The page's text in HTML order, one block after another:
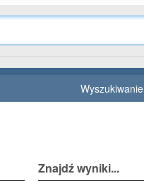
Znajdź wyniki...